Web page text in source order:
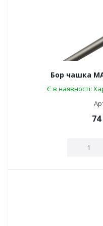
Бор чашка
Є в наявності:
74